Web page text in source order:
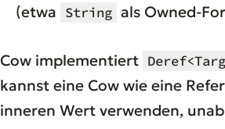
(etwa String als Owned-
Cow implementiert
kannst eine Cow wie eine
inneren Wert verwenden,